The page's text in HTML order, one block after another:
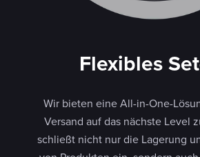
Flexibles
Wir bieten eine All-in-One-
Versand auf das nächste Level
schließt nicht nur die Lagerung